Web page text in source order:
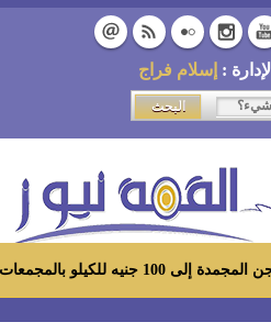
: إسلام فراج
«أهلاً رمضان»